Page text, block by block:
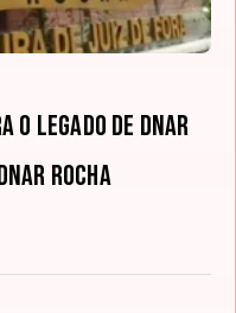
o legado de Dnar
Rocha